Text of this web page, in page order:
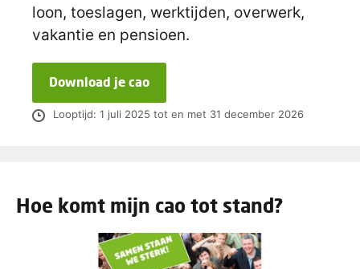
loon, toeslagen, werktijden, overwerk,
vakantie en pensioen.
Download je cao
Looptijd: 1 juli 2025 tot en met 31 december 2026
Hoe komt mijn cao tot stand?